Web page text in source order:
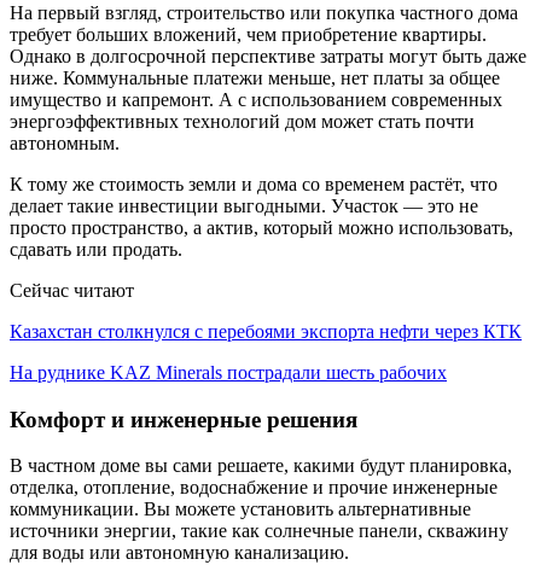
На первый взгляд, строительство или покупка частного дома
требует больших вложений, чем приобретение квартиры.
Однако в долгосрочной перспективе затраты могут быть даже
ниже. Коммунальные платежи меньше, нет платы за общее
имущество и капремонт. А с использованием современных
энергоэффективных технологий дом может стать почти
автономным.
К тому же стоимость земли и дома со временем растёт, что
делает такие инвестиции выгодными. Участок — это не
просто пространство, а актив, который можно использовать,
сдавать или продать.
Сейчас читают
Казахстан столкнулся с перебоями экспорта нефти через КТК
На руднике KAZ Minerals пострадали шесть рабочих
Комфорт и инженерные решения
В частном доме вы сами решаете, какими будут планировка,
отделка, отопление, водоснабжение и прочие инженерные
коммуникации. Вы можете установить альтернативные
источники энергии, такие как солнечные панели, скважину
для воды или автономную канализацию.